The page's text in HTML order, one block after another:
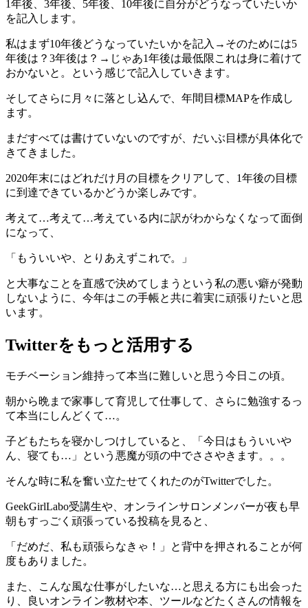
1年後、3年後、5年後、10年後に自分がどうなっていたいか
を記入します。
私はまず10年後どうなっていたいかを記入→そのためには5
年後は？3年後は？→じゃあ1年後は最低限これは身に着けて
おかないと。という感じで記入していきます。
そしてさらに月々に落とし込んで、年間目標MAPを作成し
ます。
まだすべては書けていないのですが、だいぶ目標が具体化で
きてきました。
2020年末にはどれだけ月の目標をクリアして、1年後の目標
に到達できているかどうか楽しみです。
考えて…考えて…考えている内に訳がわからなくなって面倒
になって、
「もういいや、とりあえずこれで。」
と大事なことを直感で決めてしまうという私の悪い癖が発動
しないように、今年はこの手帳と共に着実に頑張りたいと思
います。
Twitterをもっと活用する
モチベーション維持って本当に難しいと思う今日この頃。
朝から晩まで家事して育児して仕事して、さらに勉強するっ
て本当にしんどくて…。
子どもたちを寝かしつけしていると、「今日はもういいや
ん、寝ても…」という悪魔が頭の中でささやきます。。。
そんな時に私を奮い立たせてくれたのがTwitterでした。
GeekGirlLabo受講生や、オンラインサロンメンバーが夜も早
朝もすっごく頑張っている投稿を見ると、
「だめだ、私も頑張らなきゃ！」と背中を押されることが何
度もありました。
また、こんな風な仕事がしたいな…と思える方にも出会った
り、良いオンライン教材や本、ツールなどたくさんの情報を